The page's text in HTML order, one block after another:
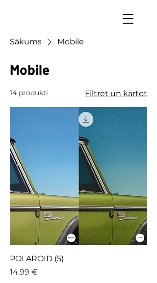
Sākums Mobile
Mobile
14 produkti Filtrēt un kārtot
POLAROID (5)
Cena
14,99 €